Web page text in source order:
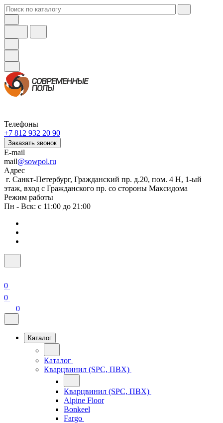
Телефоны
+7 812 932 20 90
Заказать звонок
E-mail
mail@sowpol.ru
Адрес
г. Санкт-Петербург, Гражданский пр. д.20, пом. 4 Н, 1-ый
этаж, вход с Гражданского пр. со стороны Максидома
Режим работы
Пн - Вск: с 11:00 до 21:00
0
0
0
Каталог
Каталог
Кварцвинил (SPC, ПВХ)
Кварцвинил (SPC, ПВХ)
Alpine Floor
Bonkeel
Fargo